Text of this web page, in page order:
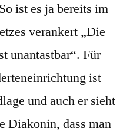
ist es ja bereits im
verankert „Die
unantastbar“. Für
ist
und auch er sieht
Diakonin, dass man